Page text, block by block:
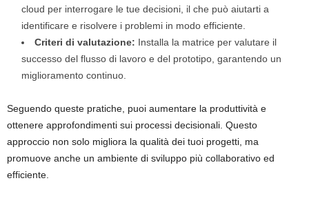
cloud per interrogare le tue decisioni, il che può aiutarti a
identificare e risolvere i problemi in modo efficiente.
Criteri di valutazione: Installa la matrice per valutare il
successo del flusso di lavoro e del prototipo, garantendo un
miglioramento continuo.
Seguendo queste pratiche, puoi aumentare la produttività e
ottenere approfondimenti sui processi decisionali. Questo
approccio non solo migliora la qualità dei tuoi progetti, ma
promuove anche un ambiente di sviluppo più collaborativo ed
efficiente.